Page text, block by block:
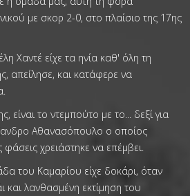
με σκορ 2-0, στο πλαίσιο της 17ης
Χαντέ είχε τα ηνία καθ' όλη τη
απείλησε, και κατάφερε να
είναι το ντεμπούτο με το... δεξί για
Αθανασόπουλο ο οποίος
χρειάστηκε να επέμβει.
του Καμαρίου είχε δοκάρι, όταν
λανθασμένη εκτίμηση του